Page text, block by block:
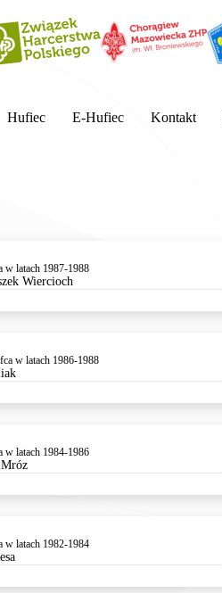
Hufiec E-Hufiec Kontakt
w latach 1987-1988
Wiercioch
w latach 1986-1988
w latach 1984-1986
Mróz
w latach 1982-1984